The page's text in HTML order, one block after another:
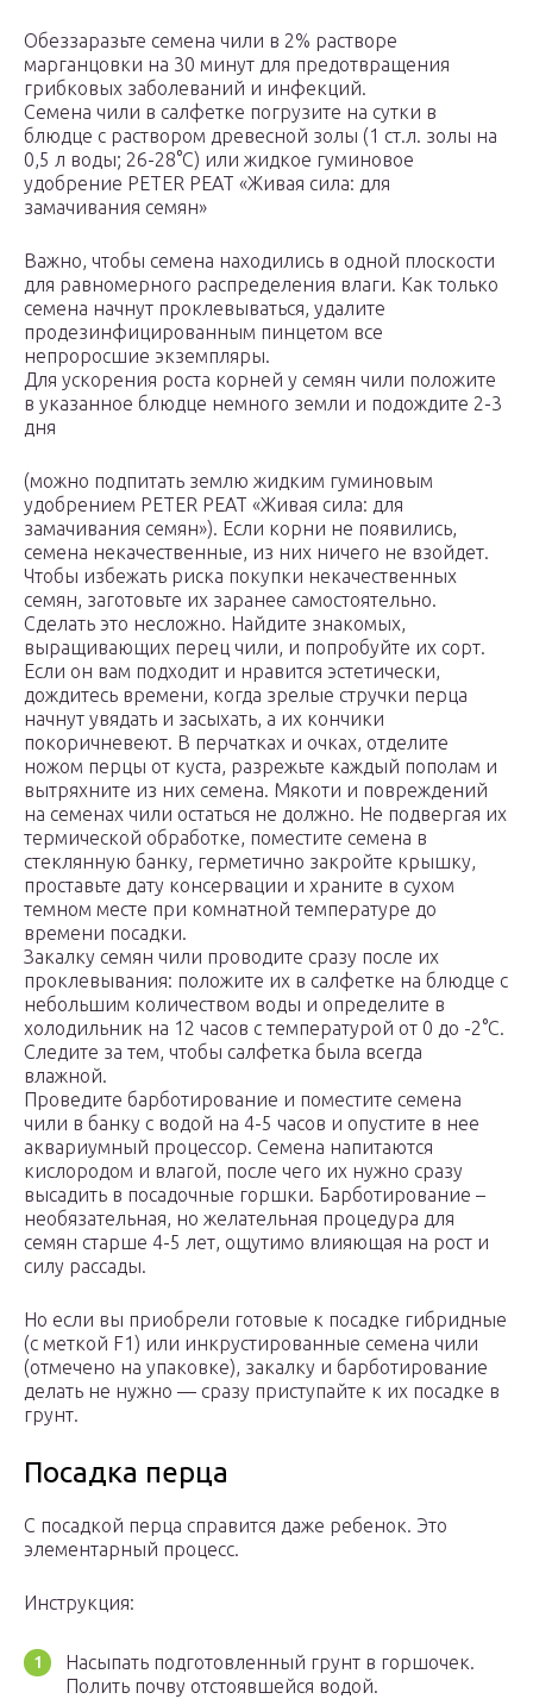
Обеззаразьте семена чили в 2% растворе
марганцовки на 30 минут для предотвращения
грибковых заболеваний и инфекций.
Семена чили в салфетке погрузите на сутки в
блюдце с раствором древесной золы (1 ст.л. золы на
0,5 л воды; 26-28°С) или жидкое гуминовое
удобрение PETER PEAT «Живая сила: для
замачивания семян»
Важно, чтобы семена находились в одной плоскости
для равномерного распределения влаги. Как только
семена начнут проклевываться, удалите
продезинфицированным пинцетом все
непроросшие экземпляры.
Для ускорения роста корней у семян чили положите
в указанное блюдце немного земли и подождите 2-3
дня
(можно подпитать землю жидким гуминовым
удобрением PETER PEAT «Живая сила: для
замачивания семян»). Если корни не появились,
семена некачественные, из них ничего не взойдет.
Чтобы избежать риска покупки некачественных
семян, заготовьте их заранее самостоятельно.
Сделать это несложно. Найдите знакомых,
выращивающих перец чили, и попробуйте их сорт.
Если он вам подходит и нравится эстетически,
дождитесь времени, когда зрелые стручки перца
начнут увядать и засыхать, а их кончики
покоричневеют. В перчатках и очках, отделите
ножом перцы от куста, разрежьте каждый пополам и
вытряхните из них семена. Мякоти и повреждений
на семенах чили остаться не должно. Не подвергая их
термической обработке, поместите семена в
стеклянную банку, герметично закройте крышку,
проставьте дату консервации и храните в сухом
темном месте при комнатной температуре до
времени посадки.
Закалку семян чили проводите сразу после их
проклевывания: положите их в салфетке на блюдце с
небольшим количеством воды и определите в
холодильник на 12 часов с температурой от 0 до -2°С.
Следите за тем, чтобы салфетка была всегда
влажной.
Проведите барботирование и поместите семена
чили в банку с водой на 4-5 часов и опустите в нее
аквариумный процессор. Семена напитаются
кислородом и влагой, после чего их нужно сразу
высадить в посадочные горшки. Барботирование –
необязательная, но желательная процедура для
семян старше 4-5 лет, ощутимо влияющая на рост и
силу рассады.
Но если вы приобрели готовые к посадке гибридные
(с меткой F1) или инкрустированные семена чили
(отмечено на упаковке), закалку и барботирование
делать не нужно — сразу приступайте к их посадке в
грунт.
Посадка перца
С посадкой перца справится даже ребенок. Это
элементарный процесс.
Инструкция:
Насыпать подготовленный грунт в горшочек.
Полить почву отстоявшейся водой.